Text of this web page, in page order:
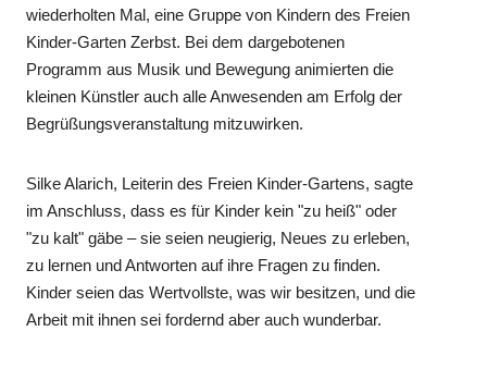
wiederholten Mal, eine Gruppe von Kindern des Freien
Kinder-Garten Zerbst. Bei dem dargebotenen
Programm aus Musik und Bewegung animierten die
kleinen Künstler auch alle Anwesenden am Erfolg der
Begrüßungsveranstaltung mitzuwirken.
Silke Alarich, Leiterin des Freien Kinder-Gartens, sagte
im Anschluss, dass es für Kinder kein "zu heiß" oder
"zu kalt" gäbe – sie seien neugierig, Neues zu erleben,
zu lernen und Antworten auf ihre Fragen zu finden.
Kinder seien das Wertvollste, was wir besitzen, und die
Arbeit mit ihnen sei fordernd aber auch wunderbar.